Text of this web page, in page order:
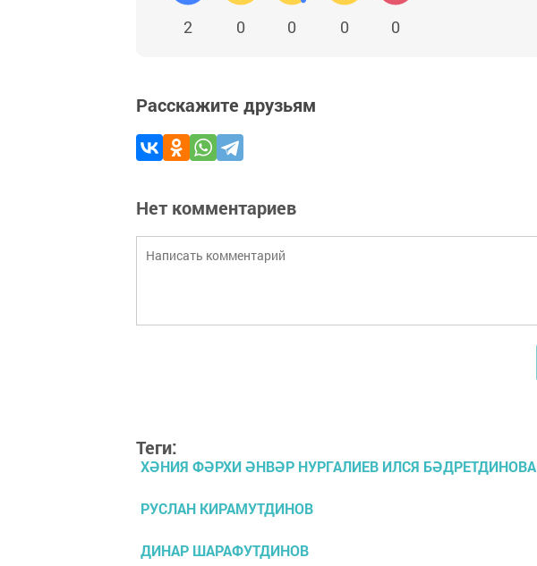
2 0 0 0 0
Расскажите друзьям
Нет комментариев
Теги:
ХӘНИЯ ФӘРХИ ӘНВӘР НУРГАЛИЕВ ИЛСЯ БӘДРЕТДИНОВА
РУСЛАН КИРАМУТДИНОВ
ДИНАР ШАРАФУТДИНОВ